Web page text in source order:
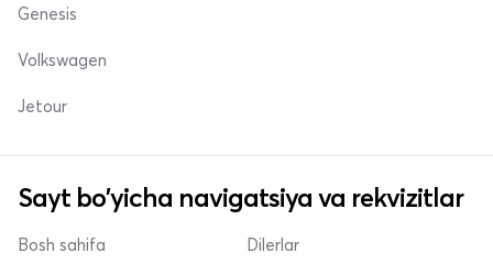
Genesis
Volkswagen
Jetour
Sayt bo'yicha navigatsiya va rekvizitlar
Bosh sahifa Dilerlar